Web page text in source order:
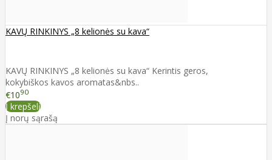
KAVŲ RINKINYS „8 kelionės su kava“
KAVŲ RINKINYS „8 kelionės su kava“ Kerintis geros,
kokybiškos kavos aromatas&nbs..
€1090
Į krepšelį
Į norų sąrašą